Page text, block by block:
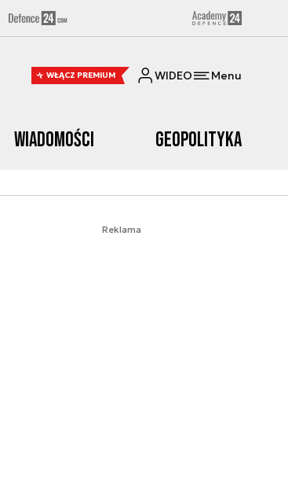
WŁĄCZ PREMIUM WIDEO Menu
Wiadomości Geopolityka
Reklama